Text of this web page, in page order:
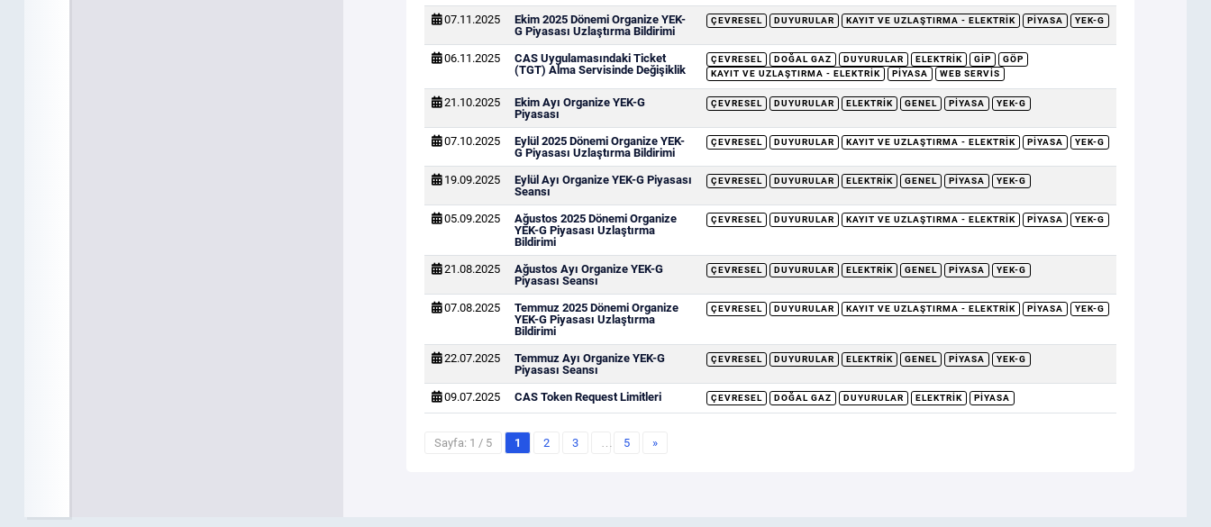
07.11.2025
Ekim 2025 Dönemi Organize YEK-
G Piyasası Uzlaştırma Bildirimi
ÇEVRESEL DUYURULAR KAYIT VE UZLAŞTIRMA - ELEKTRIK PIYASA YEK-G
06.11.2025
CAS Uygulamasındaki Ticket
(TGT) Alma Servisinde Değişiklik
ÇEVRESEL DOĞAL GAZ DUYURULAR ELEKTRIK GİP
GÖP
KAYIT VE UZLAŞTIRMA - ELEKTRIK
PIYASA WEB SERVIS
21.10.2025
Ekim Ayı Organize YEK-G
Piyasası
ÇEVRESEL DUYURULAR ELEKTRIK GENEL PIYASA YEK-G
07.10.2025
Eylül 2025 Dönemi Organize YEK-
G Piyasası Uzlaştırma Bildirimi
ÇEVRESEL DUYURULAR KAYIT VE UZLAŞTIRMA - ELEKTRIK PIYASA YEK-G
19.09.2025
Eylül Ayı Organize YEK-G Piyasası
Seansı
ÇEVRESEL DUYURULAR ELEKTRIK GENEL PIYASA YEK-G
05.09.2025
Ağustos 2025 Dönemi Organize
YEK-G Piyasası Uzlaştırma
Bildirimi
ÇEVRESEL DUYURULAR KAYIT VE UZLAŞTIRMA - ELEKTRIK PIYASA YEK-G
21.08.2025
Ağustos Ayı Organize YEK-G
Piyasası Seansı
ÇEVRESEL DUYURULAR ELEKTRIK GENEL PIYASA YEK-G
07.08.2025
Temmuz 2025 Dönemi Organize
YEK-G Piyasası Uzlaştırma
Bildirimi
ÇEVRESEL DUYURULAR KAYIT VE UZLAŞTIRMA - ELEKTRIK PIYASA YEK-G
22.07.2025
Temmuz Ayı Organize YEK-G
Piyasası Seansı
ÇEVRESEL DUYURULAR ELEKTRIK GENEL PIYASA YEK-G
09.07.2025 CAS Token Request Limitleri ÇEVRESEL DOĞAL GAZ DUYURULAR ELEKTRIK PIYASA
Sayfa: 1 / 5 1 2 3 … 5 »